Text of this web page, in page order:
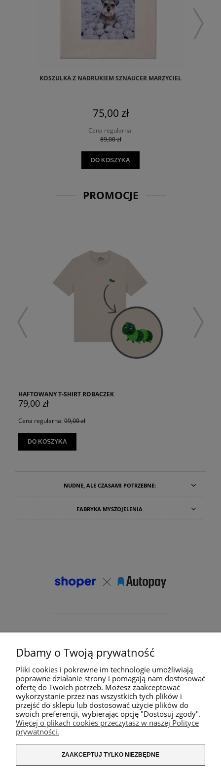
KOSZULKA Z NADRUKIEM SZNAUCER MARZYCIEL
75,00 zł
Cena regularna:
89,00 zł
DO KOSZYKA
PROMOCJE
HAFTOWANY T-SHIRT ROBACZEK
79,00 zł
Cena regularna: 99,00 zł
DO KOSZYKA
NUDNE, ALE CZASAMI POTRZEBNE:
FABRYKA MYSZOJELENIA
Dbamy o Twoją prywatność
Pliki cookies i pokrewne im technologie umożliwiają
poprawne działanie strony i pomagają nam dostosować
ofertę do Twoich potrzeb. Możesz zaakceptować
wykorzystanie przez nas wszystkich tych plików i
przejść do sklepu lub dostosować użycie plików do
swoich preferencji, wybierając opcję "Dostosuj zgody".
Więcej o plikach cookies przeczytasz w naszej Polityce
prywatności.
ZAAKCEPTUJ TYLKO NIEZBĘDNE